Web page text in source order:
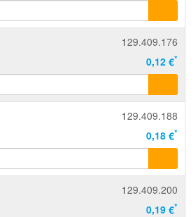
129.409.176
0,12 €*
129.409.188
0,18 €*
129.409.200
0,19 €*